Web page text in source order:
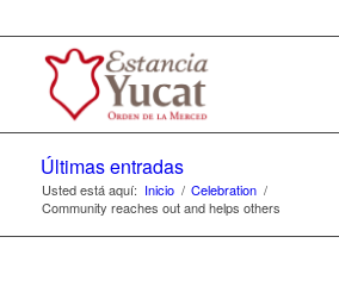
Últimas entradas
Usted está aquí: Inicio / Celebration /
Community reaches out and helps others